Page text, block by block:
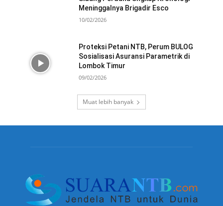
Meninggalnya Brigadir Esco
10/02/2026
Proteksi Petani NTB, Perum BULOG
Sosialisasi Asuransi Parametrik di
Lombok Timur
09/02/2026
Muat lebih banyak